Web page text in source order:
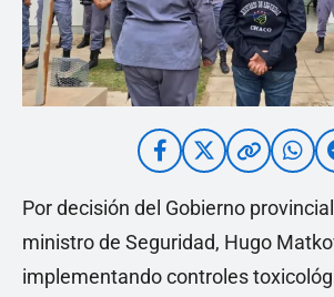
Por decisión del Gobierno
ministro de Seguridad, Hugo
implementando controles